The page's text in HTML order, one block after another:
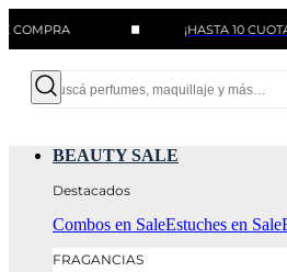
¡HASTA 10 CUOTAS SIN
BEAUTY SALE
Destacados
Combos en SaleEstuches en Sale
FRAGANCIAS